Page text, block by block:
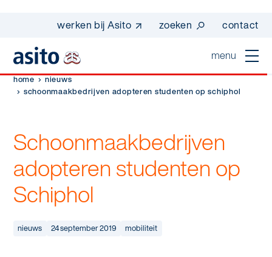
werken bij Asito zoeken contact
menu
Suggesties
werken bij asito
one go - werk beter samen met one go
home
Dagelijkse schoonmaak
Interieurreiniging
sectoren
In de buurt
Industrie
wij zijn Asito
Wij zijn Asito
home
nieuws
schoonmaakbedrijven adopteren studenten op schiphol
Schoonmaakbedrijven
adopteren studenten op
Schiphol
nieuws 24 september 2019 mobiliteit